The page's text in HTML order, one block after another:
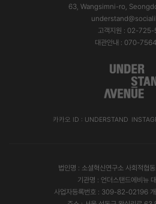
63, Wangsimni-ro,
고객지원 : 02-
대관안내 : 070-
카카오 ID : UNDERSTAND
법인명 : 소셜혁신연구소 사회적협
기관명 : 언더스탠드에비뉴
사업자등록번호 : 309-82-02196 개